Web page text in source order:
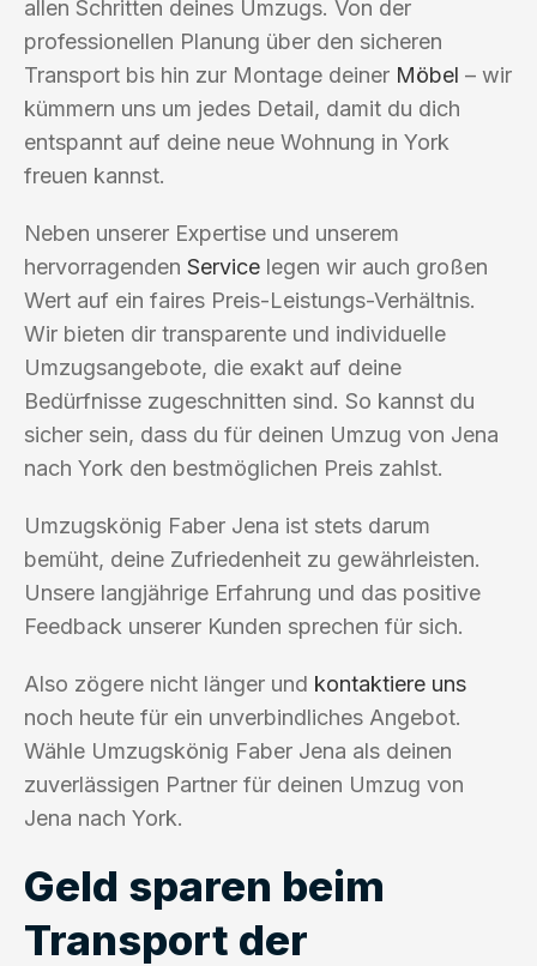
allen Schritten deines Umzugs. Von der
professionellen Planung über den sicheren
Transport bis hin zur Montage deiner Möbel – wir
kümmern uns um jedes Detail, damit du dich
entspannt auf deine neue Wohnung in York
freuen kannst.
Neben unserer Expertise und unserem
hervorragenden Service legen wir auch großen
Wert auf ein faires Preis-Leistungs-Verhältnis.
Wir bieten dir transparente und individuelle
Umzugsangebote, die exakt auf deine
Bedürfnisse zugeschnitten sind. So kannst du
sicher sein, dass du für deinen Umzug von Jena
nach York den bestmöglichen Preis zahlst.
Umzugskönig Faber Jena ist stets darum
bemüht, deine Zufriedenheit zu gewährleisten.
Unsere langjährige Erfahrung und das positive
Feedback unserer Kunden sprechen für sich.
Also zögere nicht länger und kontaktiere uns
noch heute für ein unverbindliches Angebot.
Wähle Umzugskönig Faber Jena als deinen
zuverlässigen Partner für deinen Umzug von
Jena nach York.
Geld sparen beim
Transport der